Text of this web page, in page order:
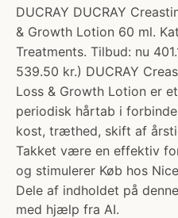
DUCRAY DUCRAY
& Growth Lotion 60 ml.
Treatments. Tilbud: nu
539.50 kr.) DUCRAY
Loss & Growth Lotion er
periodisk hårtab i
kost, træthed, skift af
Takket være en effektiv
og stimulerer Køb hos
Dele af indholdet på
med hjælp fra AI.